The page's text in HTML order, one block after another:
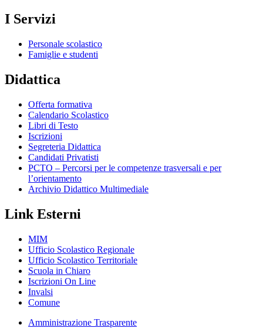
I Servizi
Personale scolastico
Famiglie e studenti
Didattica
Offerta formativa
Calendario Scolastico
Libri di Testo
Iscrizioni
Segreteria Didattica
Candidati Privatisti
PCTO – Percorsi per le competenze trasversali e per
l’orientamento
Archivio Didattico Multimediale
Link Esterni
MIM
Ufficio Scolastico Regionale
Ufficio Scolastico Territoriale
Scuola in Chiaro
Iscrizioni On Line
Invalsi
Comune
Amministrazione Trasparente